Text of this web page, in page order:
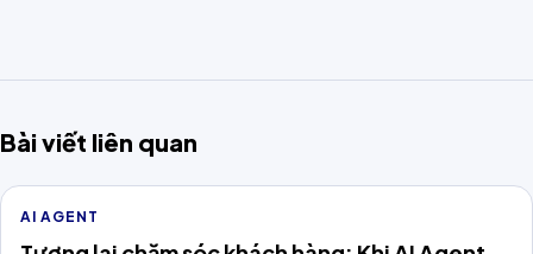
Bài viết liên quan
AI AGENT